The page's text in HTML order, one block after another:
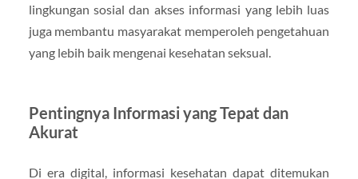
lingkungan sosial dan akses informasi yang lebih luas
juga membantu masyarakat memperoleh pengetahuan
yang lebih baik mengenai kesehatan seksual.
Pentingnya Informasi yang Tepat dan
Akurat
Di era digital, informasi kesehatan dapat ditemukan